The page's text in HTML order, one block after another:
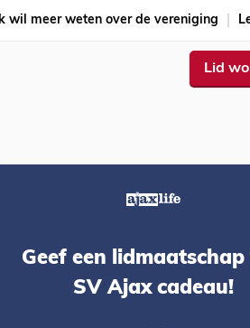
wil meer weten over de vereniging
Lid
Geef een lidmaatschap
SV Ajax cadeau!